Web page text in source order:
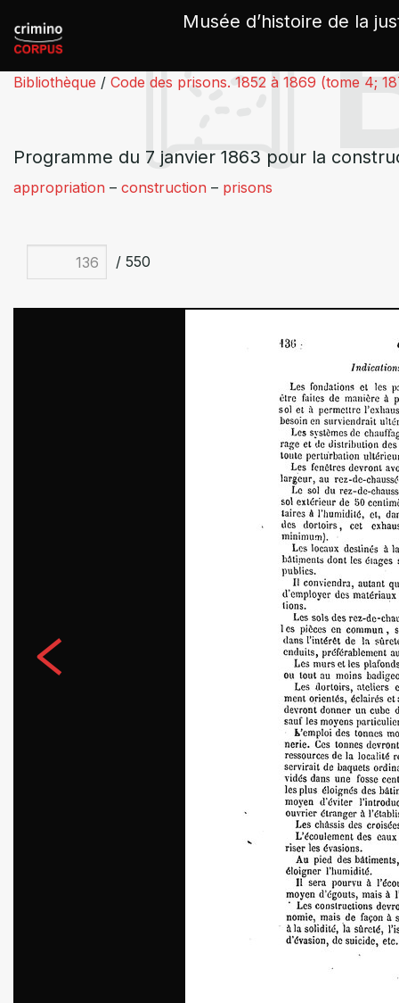
Musée d’histoire de la
Bibliothèque / Code des prisons. 1852 à 1869 (tome 4;
Programme du 7 janvier 1863 pour la
appropriation – construction – prisons
/ 550
Panneau de gestion des cookies